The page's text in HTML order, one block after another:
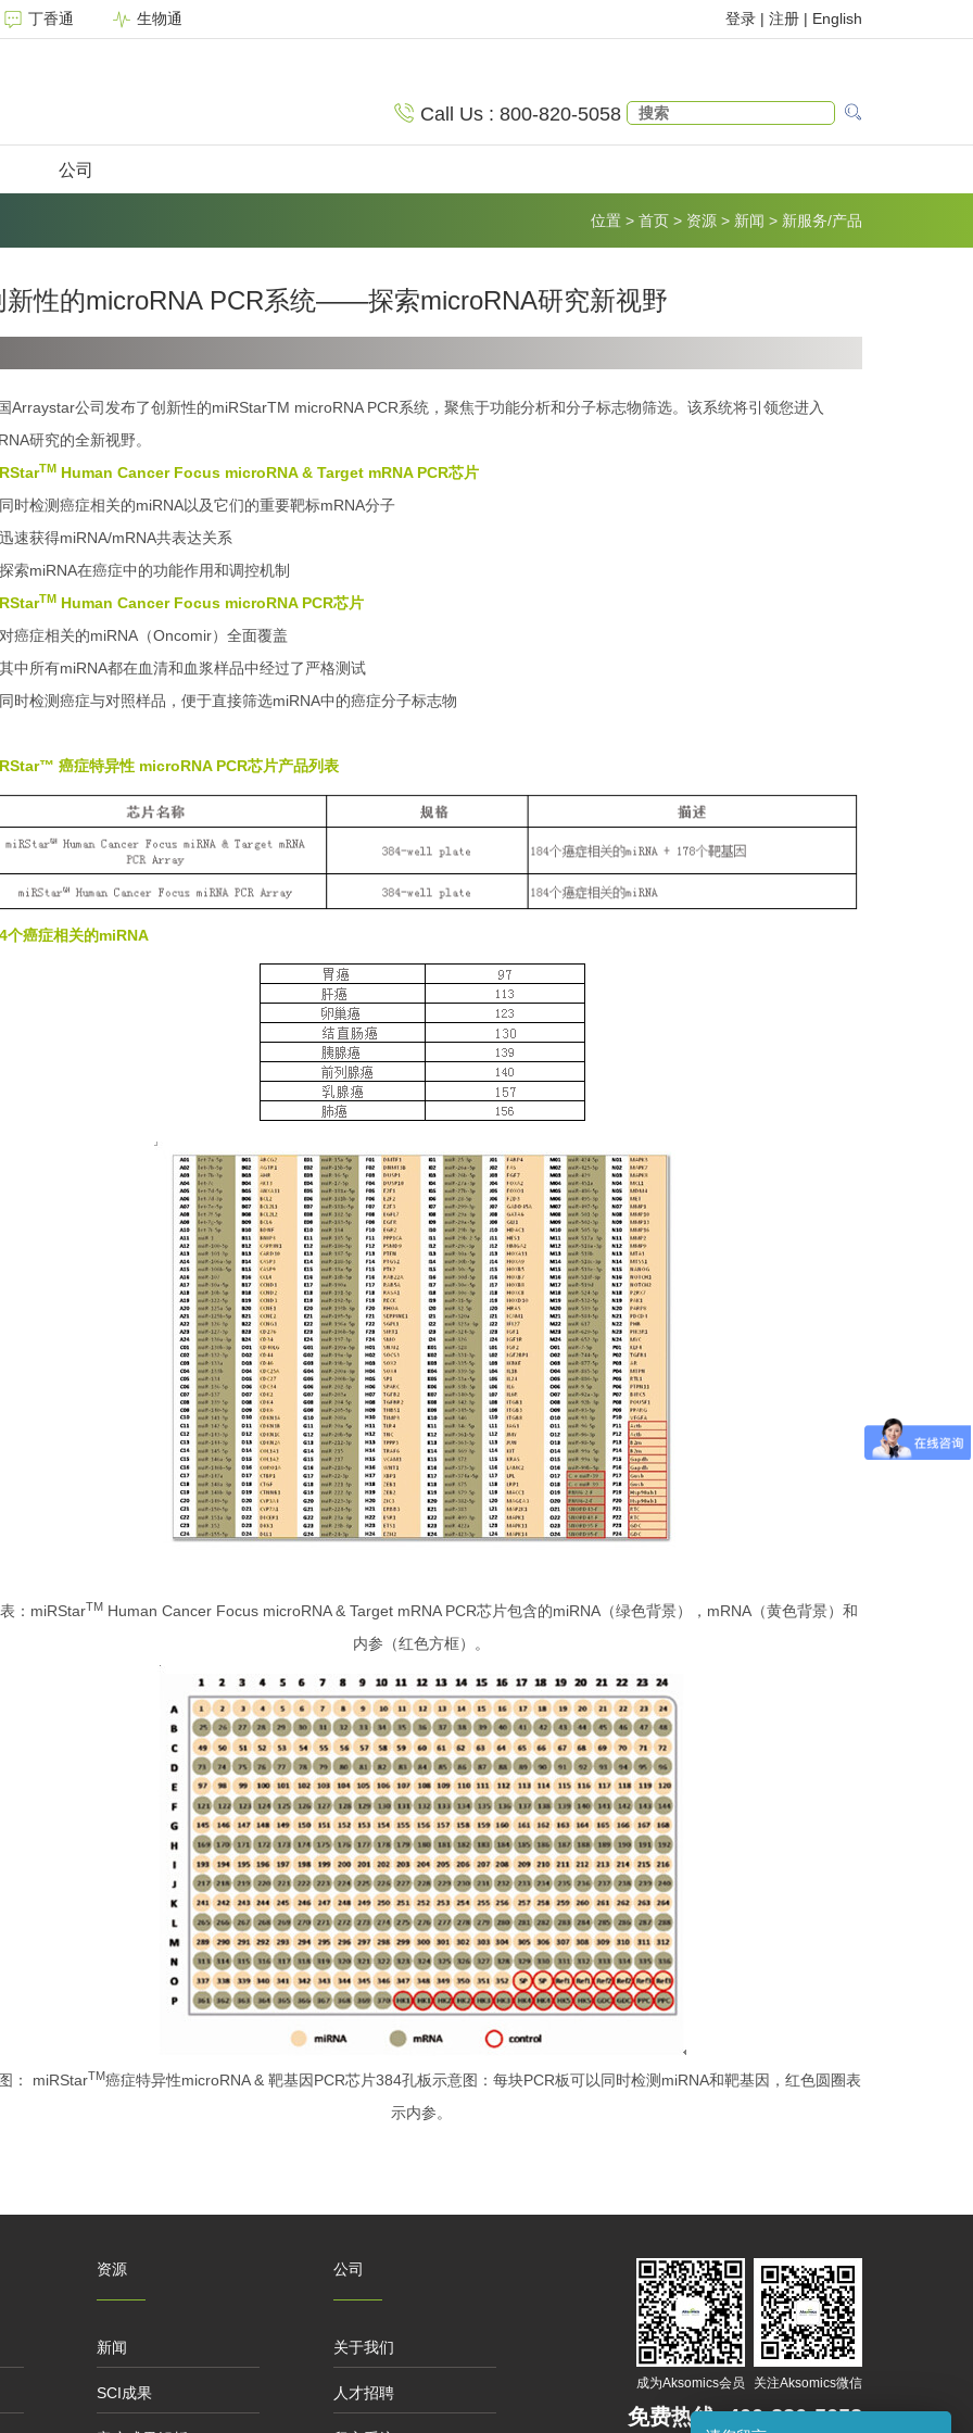
丁香通 生物通 登录 | 注册 | English
Call Us : 800-820-5058
公司
位置 > 首页 > 资源 > 新闻 > 新服务/产品
新性的microRNA PCR系统——探索microRNA研究新视野
Arraystar公司发布了创新性的miRStarTM microRNA PCR系统，聚焦于功能分析和分子标志物筛选。该系统将引领您进入
研究的全新视野。
TMHuman Cancer Focus microRNA & Target mRNA PCR芯片
时检测癌症相关的miRNA以及它们的重要靶标mRNA分子
速获得miRNA/mRNA共表达关系
索miRNA在癌症中的功能作用和调控机制
TMHuman Cancer Focus microRNA PCR芯片
癌症相关的miRNA（Oncomir）全面覆盖
中所有miRNA都在血清和血浆样品中经过了严格测试
时检测癌症与对照样品，便于直接筛选miRNA中的癌症分子标志物
癌症特异性 microRNA PCR芯片产品列表
个癌症相关的miRNA
：miRStarTM Human Cancer Focus microRNA & Target mRNA PCR芯片包含的miRNA（绿色背景），mRNA（黄色背景）和
内参（红色方框）。
： miRStarTM癌症特异性microRNA & 靶基因PCR芯片384孔板示意图：每块PCR板可以同时检测miRNA和靶基因，红色圆圈表
示内参。
资源
新闻
SCI成果
公司
关于我们
人才招聘
成为Aksomics会员 关注Aksomics微信
免费热线: 400-886-5058